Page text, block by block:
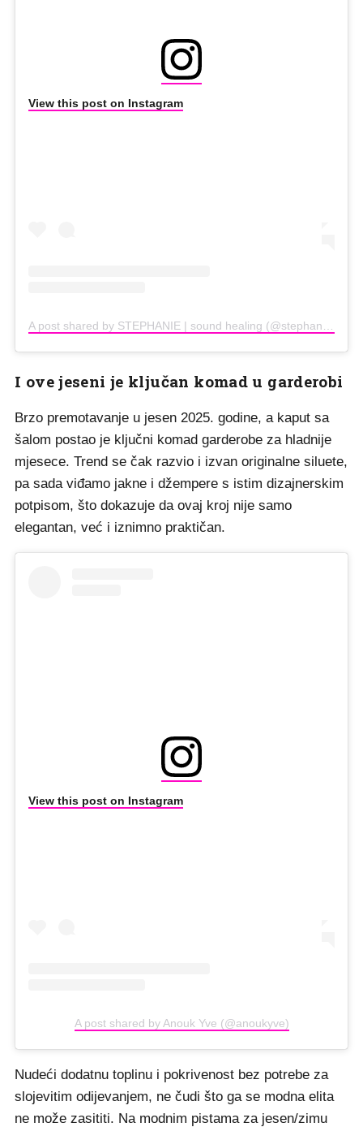
View this post on Instagram
I ove jeseni je ključan komad u garderobi
Brzo premotavanje u jesen 2025. godine, a kaput sa
šalom postao je ključni komad garderobe za hladnije
mjesece. Trend se čak razvio i izvan originalne siluete,
pa sada viđamo jakne i džempere s istim dizajnerskim
potpisom, što dokazuje da ovaj kroj nije samo
elegantan, već i iznimno praktičan.
View this post on Instagram
A post shared by Anouk Yve (@anoukyve)
Nudeći dodatnu toplinu i pokrivenost bez potrebe za
slojevitim odijevanjem, ne čudi što ga se modna elita
ne može zasititi. Na modnim pistama za jesen/zimu